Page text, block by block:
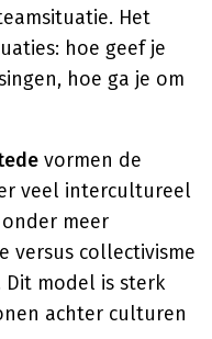
Het
hoe geef je
hoe ga je om
vormen de
veel intercultureel
meer
versus collectivisme
Dit model is sterk
achter culturen